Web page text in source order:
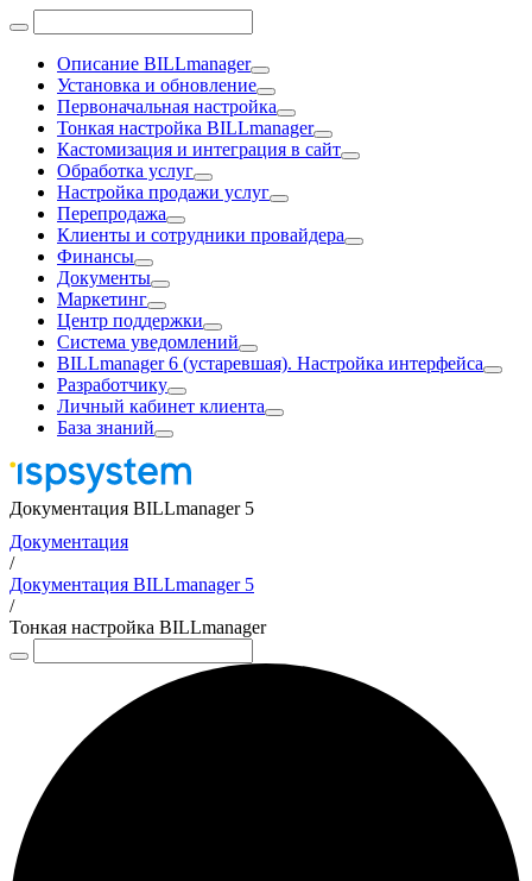
Описание BILLmanager
Установка и обновление
Первоначальная настройка
Тонкая настройка BILLmanager
Кастомизация и интеграция в сайт
Обработка услуг
Настройка продажи услуг
Перепродажа
Клиенты и сотрудники провайдера
Финансы
Документы
Маркетинг
Центр поддержки
Система уведомлений
BILLmanager 6 (устаревшая). Настройка интерфейса
Разработчику
Личный кабинет клиента
База знаний
Документация BILLmanager 5
Документация
/
Документация BILLmanager 5
/
Тонкая настройка BILLmanager